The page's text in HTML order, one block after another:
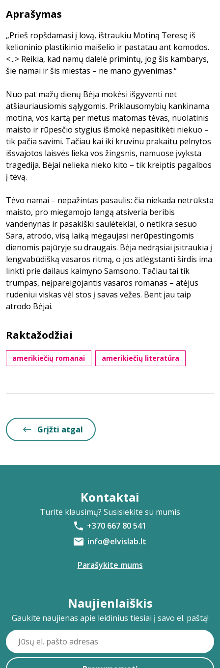
Aprašymas
„Prieš ropšdamasi į lovą, ištraukiu Motiną Teresę iš
kelioninio plastikinio maišelio ir pastatau ant komodos.
<...> Reikia, kad namų dalelė primintų, jog šis kambarys,
šie namai ir šis miestas – ne mano gyvenimas.“
Nuo pat mažų dienų Bėja mokėsi išgyventi net
atšiauriausiomis sąlygomis. Priklausomybių kankinama
motina, vos kartą per metus matomas tėvas, nuolatinis
maisto ir rūpesčio stygius išmokė nepasitikėti niekuo –
tik pačia savimi. Tačiau kai iki kruvinu prakaitu pelnytos
išsvajotos laisvės lieka vos žingsnis, namuose įvyksta
tragedija. Bėjai nelieka nieko kito – tik kreiptis pagalbos
į tėvą.
Tėvo namai – nepažintas pasaulis: čia niekada netrūksta
maisto, pro miegamojo langą atsiveria beribis
vandenynas ir pasakiški saulėtekiai, o netikra sesuo
Sara, atrodo, visą laiką mėgaujasi nerūpestingomis
dienomis pajūryje su draugais. Bėja nedrąsiai įsitraukia į
lengvabūdišką vasaros ritmą, o jos atlėgstanti širdis ima
linkti prie dailaus kaimyno Samsono. Tačiau tai tik
trumpas, neįpareigojantis vasaros romanas – atėjus
rudeniui viskas vėl stos į savas vėžes. Bent jau taip
atrodo Bėjai.
Raktažodžiai
amerikiečių romanai amerikiečių literatūra
Grįžti atgal
Kontaktai
Turite klausimų? Susisiekite su mumis
+370 667 80 541
info@elvislab.lt
Parašykite mums
Naujienlaiškis
Gaukite naujienas apie leidinius tiesiai į savo el. paštą!